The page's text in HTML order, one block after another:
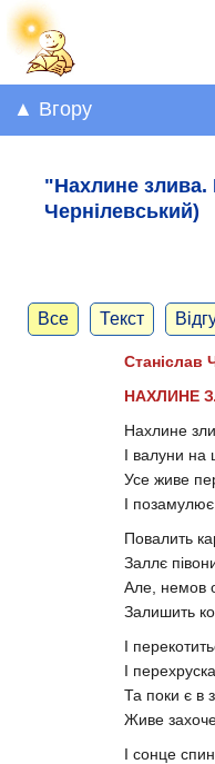
▲ Вгору
"Нахлине
Чернілевський)
Все Текст
Станіслав
НАХЛИНЕ
Нахлине
І валуни на
Усе живе
І позамулює
Повалить
Заллє
Але, немов
Залишить
І
І
Та поки є в
Живе захоче
І сонце